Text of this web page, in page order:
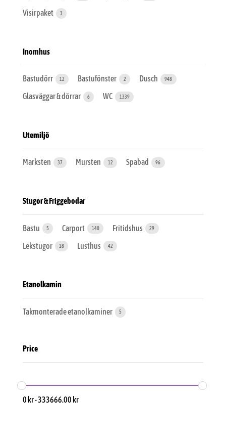
Visirpaket 3
Inomhus
Bastudörr 12 Bastufönster 2 Dusch 948
Glasväggar & dörrar 6 WC 1339
Utemiljö
Marksten 37 Mursten 12 Spabad 96
Stugor & Friggebodar
Bastu 5 Carport 140 Fritidshus 29
Lekstugor 18 Lusthus 42
Etanolkamin
Takmonterade etanolkaminer 5
Price
0 kr-333666.00 kr